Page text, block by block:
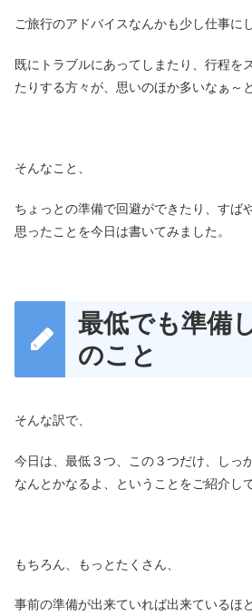
ご旅行のアドバイスなんかも少し仕事に
既にトラブルにあってしまたり、行程を
たりする方々が、思いのほか多いなぁ～
そんなこと、
ちょっとの準備で回避ができたり、すば
思ったことを今日は書いてみました。
最低でも準備
のこと
そんな訳で、
今日は、最低３つ、この３つだけ、しっ
なんとかなるよ、ということをご紹介し
もちろん、もっとたくさん、
事前の準備が出来ていれば出来ているほ